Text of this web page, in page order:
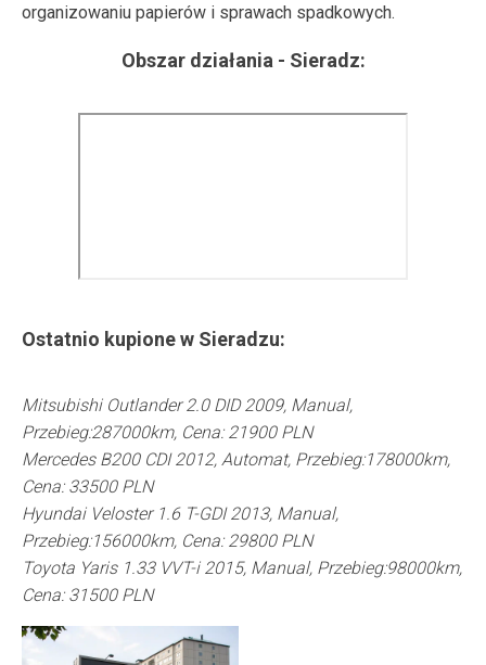
organizowaniu papierów i sprawach spadkowych.
Obszar działania - Sieradz:
Ostatnio kupione w Sieradzu:
Mitsubishi Outlander 2.0 DID 2009, Manual,
Przebieg:287000km, Cena: 21900 PLN
Mercedes B200 CDI 2012, Automat, Przebieg:178000km,
Cena: 33500 PLN
Hyundai Veloster 1.6 T-GDI 2013, Manual,
Przebieg:156000km, Cena: 29800 PLN
Toyota Yaris 1.33 VVT-i 2015, Manual, Przebieg:98000km,
Cena: 31500 PLN